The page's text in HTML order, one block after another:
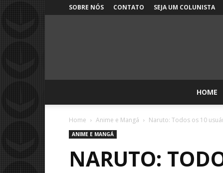
SOBRE NÓS CONTATO SEJA UM COLUNISTA
HOME
Home Anime e Mangá Naruto: Todos os 10
ANIME E MANGÁ
NARUTO: